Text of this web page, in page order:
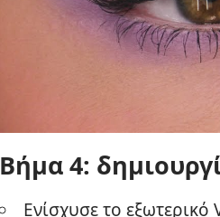
Βήμα 4:
Ενίσχυσε το εξωτερικό